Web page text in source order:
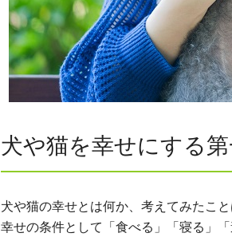
犬や猫を幸せにする第
犬や猫の幸せとは何か、考えてみたこ
幸せの条件として「食べる」「寝る」